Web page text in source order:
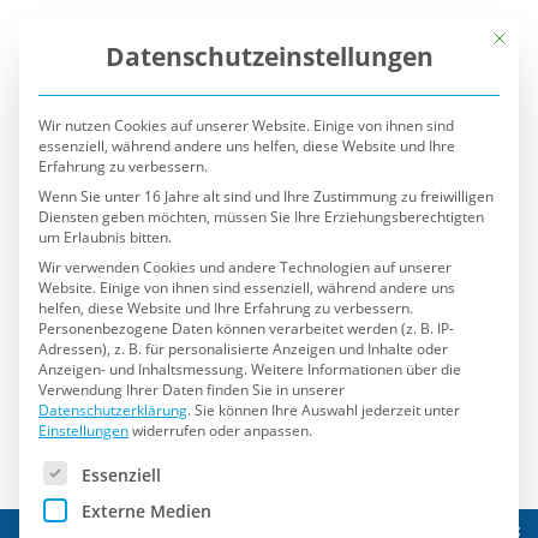
Mit
Datenschutzeinstellungen
Wir nutzen Cookies auf unserer Website. Einige von ihnen sind
essenziell, während andere uns helfen, diese Website und Ihre
Erfahrung zu verbessern.
Wenn Sie unter 16 Jahre alt sind und Ihre Zustimmung zu freiwilligen
Diensten geben möchten, müssen Sie Ihre Erziehungsberechtigten
um Erlaubnis bitten.
Wir verwenden Cookies und andere Technologien auf unserer
Website. Einige von ihnen sind essenziell, während andere uns
helfen, diese Website und Ihre Erfahrung zu verbessern.
Personenbezogene Daten können verarbeitet werden (z. B. IP-
Adressen), z. B. für personalisierte Anzeigen und Inhalte oder
Anzeigen- und Inhaltsmessung.Weitere Informationen über die
Verwendung Ihrer Daten finden Sie in unserer
Datenschutzerklärung.Sie können Ihre Auswahl jederzeit unter
Einstellungenwiderrufen oder anpassen.
Es folgt eine Liste der Service-Gruppen, für die eine
Essenziell
Externe Medien